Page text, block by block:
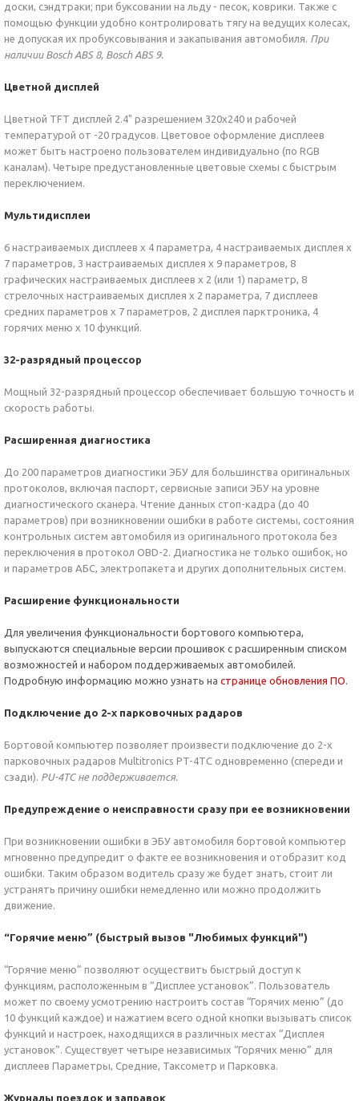
доски, сэндтраки; при буксовании на льду - песок, коврики. Также с
помощью функции удобно контролировать тягу на ведущих колесах,
не допуская их пробуксовывания и закапывания автомобиля. При
наличии Bosch ABS 8, Bosch ABS 9.
Цветной дисплей
Цветной TFT дисплей 2.4" разрешением 320х240 и рабочей
температурой от -20 градусов. Цветовое оформление дисплеев
может быть настроено пользователем индивидуально (по RGB
каналам). Четыре предустановленные цветовые схемы с быстрым
переключением.
Мультидисплеи
6 настраиваемых дисплеев х 4 параметра, 4 настраиваемых дисплея х
7 параметров, 3 настраиваемых дисплея х 9 параметров, 8
графических настраиваемых дисплеев х 2 (или 1) параметр, 8
стрелочных настраиваемых дисплея х 2 параметра, 7 дисплеев
средних параметров х 7 параметров, 2 дисплея парктроника, 4
горячих меню х 10 функций.
32-разрядный процессор
Мощный 32-разрядный процессор обеспечивает большую точность и
скорость работы.
Расширенная диагностика
До 200 параметров диагностики ЭБУ для большинства оригинальных
протоколов, включая паспорт, сервисные записи ЭБУ на уровне
диагностического сканера. Чтение данных стоп-кадра (до 40
параметров) при возникновении ошибки в работе системы, состояния
контрольных систем автомобиля из оригинального протокола без
переключения в протокол OBD-2. Диагностика не только ошибок, но
и параметров АБС, электропакета и других дополнительных систем.
Расширение функциональности
Для увеличения функциональности бортового компьютера,
выпускаются специальные версии прошивок с расширенным списком
возможностей и набором поддерживаемых автомобилей.
Подробную информацию можно узнать на странице обновления ПО.
Подключение до 2-х парковочных радаров
Бортовой компьютер позволяет произвести подключение до 2-х
парковочных радаров Multitronics PT-4TC одновременно (спереди и
сзади). PU-4TC не поддерживается.
Предупреждение о неисправности сразу при ее возникновении
При возникновении ошибки в ЭБУ автомобиля бортовой компьютер
мгновенно предупредит о факте ее возникновения и отобразит код
ошибки. Таким образом водитель сразу же будет знать, стоит ли
устранять причину ошибки немедленно или можно продолжить
движение.
“Горячие меню” (быстрый вызов "Любимых функций")
“Горячие меню” позволяют осуществить быстрый доступ к
функциям, расположенным в “Дисплее установок”. Пользователь
может по своему усмотрению настроить состав “Горячих меню” (до
10 функций каждое) и нажатием всего одной кнопки вызывать список
функций и настроек, находящихся в различных местах “Дисплея
установок”. Существует четыре независимых “Горячих меню” для
дисплеев Параметры, Средние, Таксометр и Парковка.
Журналы поездок и заправок